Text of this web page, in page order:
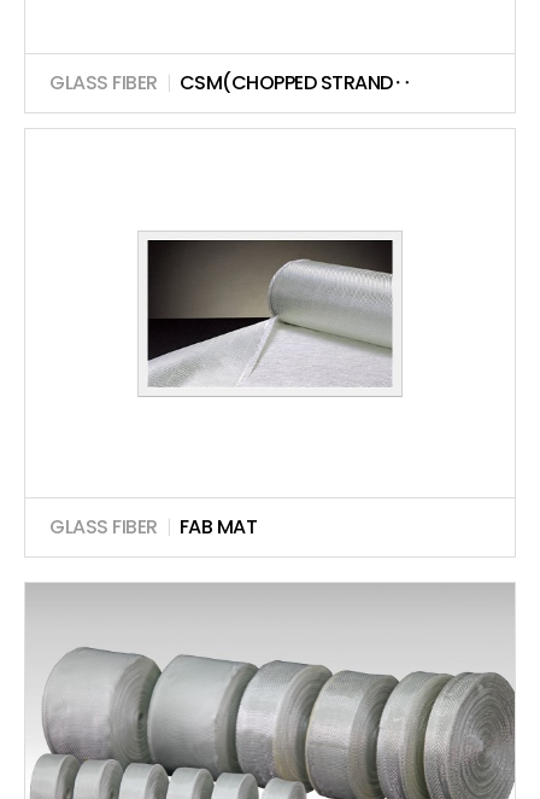
GLASS FIBER | CSM(CHOPPED STRAND‥
GLASS FIBER | FAB MAT